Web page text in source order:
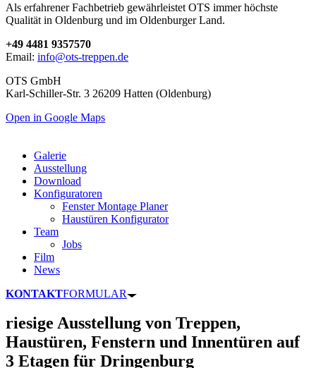
Als erfahrener Fachbetrieb gewährleistet OTS immer höchste
Qualität in Oldenburg und im Oldenburger Land.
+49 4481 9357570
Email: info@ots-treppen.de
OTS GmbH
Karl-Schiller-Str. 3 26209 Hatten (Oldenburg)
Open in Google Maps
Galerie
Ausstellung
Download
Konfiguratoren
Fenster Montage Planer
Haustüren Konfigurator
Team
Jobs
Film
News
KONTAKTFORMULAR
riesige Ausstellung von Treppen,
Haustüren, Fenstern und Innentüren auf
3 Etagen für Dringenburg